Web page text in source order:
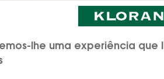
útil dos fios e
lhe uma experiência que